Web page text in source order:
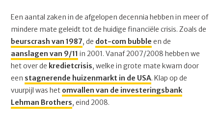
Een aantal zaken in de afgelopen decennia hebben in meer of
mindere mate geleidt tot de huidige financiële crisis. Zoals de
beurscrash van 1987, de dot-com bubble en de
aanslagen van 9/11 in 2001. Vanaf 2007/2008 hebben we
het over de kredietcrisis, welke in grote mate kwam door
een stagnerende huizenmarkt in de USA. Klap op de
vuurpijl was het omvallen van de investeringsbank
Lehman Brothers, eind 2008.